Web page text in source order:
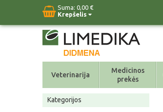
Suma: 0,00 €
Krepšelis
Veterinarija
Medicinos
prekės
Kategorijos